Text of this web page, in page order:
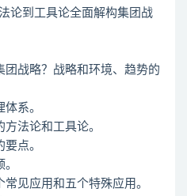
论到工具论全面解构集团战
战略？战略和环境、趋势的
系。
法论和工具论。
点。
见应用和五个特殊应用。